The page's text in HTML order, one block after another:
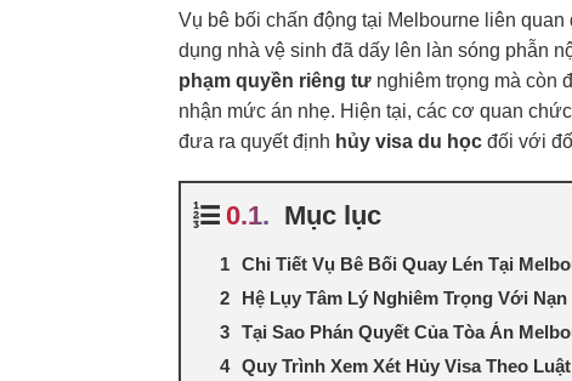
Vụ bê bối chấn động tại Melbourne liên
dụng nhà vệ sinh đã dấy lên làn sóng phẫn
phạm quyền riêng tư nghiêm trọng mà còn
nhận mức án nhẹ. Hiện tại, các cơ quan
đưa ra quyết định hủy visa du học đối với
Mục lục
Chi Tiết Vụ Bê Bối Quay Lén Tại
Hệ Lụy Tâm Lý Nghiêm Trọng Với
Tại Sao Phán Quyết Của Tòa Án
Quy Trình Xem Xét Hủy Visa Theo